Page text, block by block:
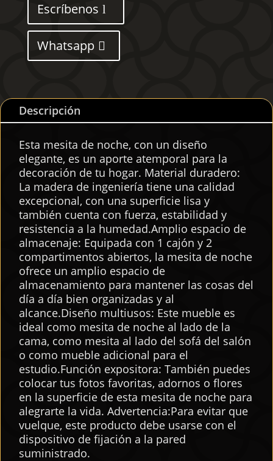
35x34x65
cm
cantidad
Escríbenos
Whatsapp
Descripción
Esta mesita de noche, con un diseño
elegante, es un aporte atemporal para la
decoración de tu hogar. Material duradero:
La madera de ingeniería tiene una calidad
excepcional, con una superficie lisa y
también cuenta con fuerza, estabilidad y
resistencia a la humedad.Amplio espacio de
almacenaje: Equipada con 1 cajón y 2
compartimentos abiertos, la mesita de noche
ofrece un amplio espacio de
almacenamiento para mantener las cosas del
día a día bien organizadas y al
alcance.Diseño multiusos: Este mueble es
ideal como mesita de noche al lado de la
cama, como mesita al lado del sofá del salón
o como mueble adicional para el
estudio.Función expositora: También puedes
colocar tus fotos favoritas, adornos o flores
en la superficie de esta mesita de noche para
alegrarte la vida. Advertencia:Para evitar que
vuelque, este producto debe usarse con el
dispositivo de fijación a la pared
suministrado.